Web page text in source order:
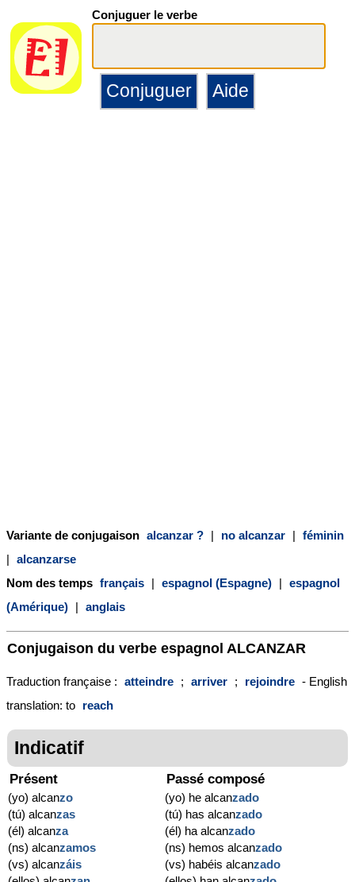
Conjuguer le verbe
Variante de conjugaison alcanzar ? | no alcanzar | féminin
| alcanzarse
Nom des temps français | espagnol (Espagne) | espagnol
(Amérique) | anglais
Conjugaison du verbe espagnol ALCANZAR
Traduction française : atteindre ; arriver ; rejoindre - English
translation: to reach
Indicatif
Présent
(yo) alcanzo
(tú) alcanzas
(él) alcanza
(ns) alcanzamos
(vs) alcanzáis
Passé composé
(yo) he alcanzado
(tú) has alcanzado
(él) ha alcanzado
(ns) hemos alcanzado
(vs) habéis alcanzado